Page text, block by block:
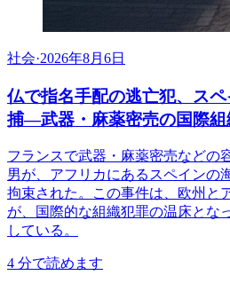
社会·2026年8月6日
仏で指名手配の逃亡犯、ス
捕―武器・麻薬密売の国際組
フランスで武器・麻薬密売などの
男が、アフリカにあるスペインの
拘束された。この事件は、欧州と
が、国際的な組織犯罪の温床とな
している。
4 分で読めます